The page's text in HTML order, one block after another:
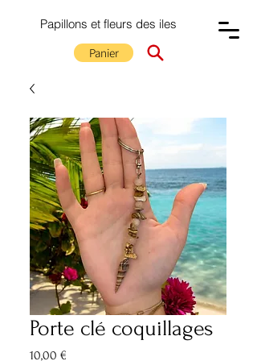
Papillons et fleurs des iles
Panier
Porte clé coquillages
10,00 €